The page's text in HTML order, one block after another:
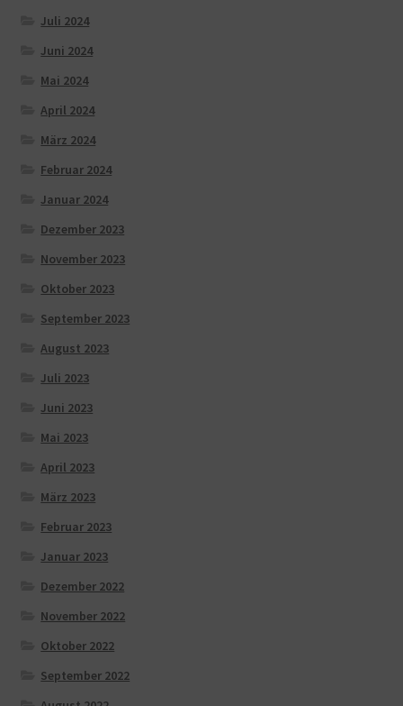
Juli 2024
Juni 2024
Mai 2024
April 2024
März 2024
Februar 2024
Januar 2024
Dezember 2023
November 2023
Oktober 2023
September 2023
August 2023
Juli 2023
Juni 2023
Mai 2023
April 2023
März 2023
Februar 2023
Januar 2023
Dezember 2022
November 2022
Oktober 2022
September 2022